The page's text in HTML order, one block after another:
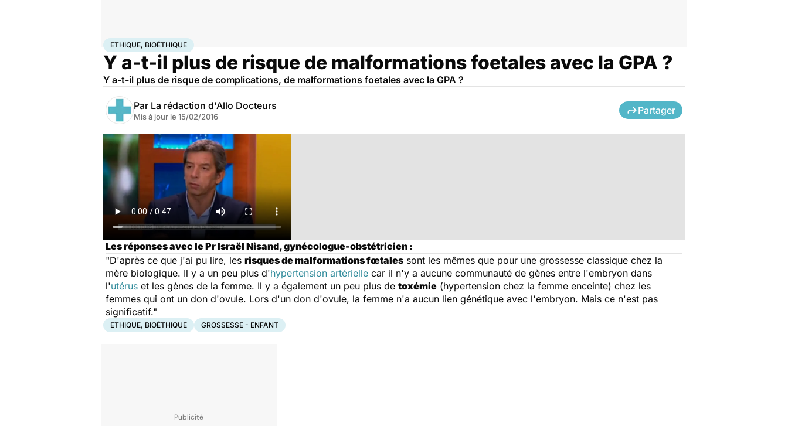
AccueilFamilleGrossesseEthique, Bioéthique
ETHIQUE, BIOÉTHIQUE
Y a-t-il plus de risque de malformations foetales avec la GPA ?
Y a-t-il plus de risque de complications, de malformations foetales avec la GPA ?
Par La rédaction d'Allo Docteurs
Mis à jour le 15/02/2016
Partager
Les réponses avec le Pr Israël Nisand, gynécologue-obstétricien :
"D'après ce que j'ai pu lire, les risques de malformations fœtales sont les mêmes que pour une grossesse classique chez la
mère biologique. Il y a un peu plus d'hypertension artérielle car il n'y a aucune communauté de gènes entre l'embryon dans
l'utérus et les gènes de la femme. Il y a également un peu plus de toxémie (hypertension chez la femme enceinte) chez les
femmes qui ont un don d'ovule. Lors d'un don d'ovule, la femme n'a aucun lien génétique avec l'embryon. Mais ce n'est pas
significatif."
ETHIQUE, BIOÉTHIQUE GROSSESSE - ENFANT